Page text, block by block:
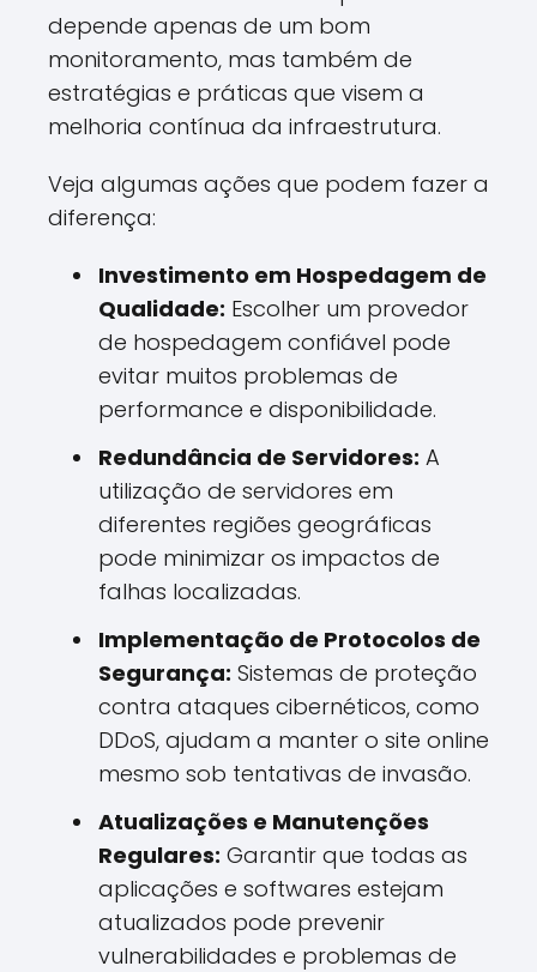
depende apenas de um bom
monitoramento, mas também de
estratégias e práticas que visem a
melhoria contínua da infraestrutura.
Veja algumas ações que podem fazer a
diferença:
Investimento em Hospedagem de
Qualidade: Escolher um provedor
de hospedagem confiável pode
evitar muitos problemas de
performance e disponibilidade.
Redundância de Servidores: A
utilização de servidores em
diferentes regiões geográficas
pode minimizar os impactos de
falhas localizadas.
Implementação de Protocolos de
Segurança: Sistemas de proteção
contra ataques cibernéticos, como
DDoS, ajudam a manter o site online
mesmo sob tentativas de invasão.
Atualizações e Manutenções
Regulares: Garantir que todas as
aplicações e softwares estejam
atualizados pode prevenir
vulnerabilidades e problemas de